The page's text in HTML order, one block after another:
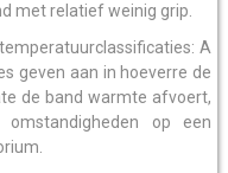
met relatief weinig grip.
A
geven aan in hoeverre de
de band warmte afvoert,
op een